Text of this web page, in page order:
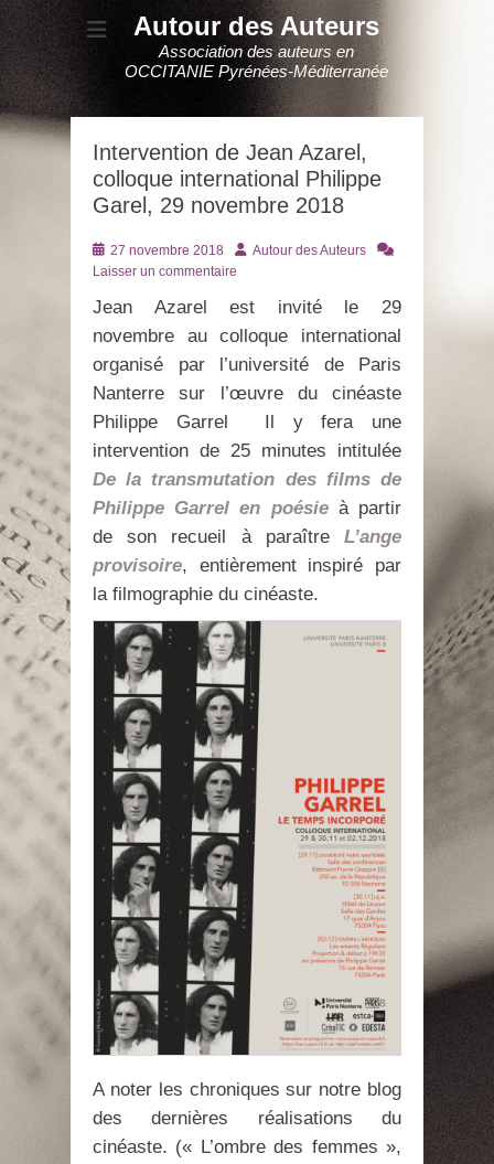
Autour des Auteurs
Association des auteurs en
OCCITANIE Pyrénées-Méditerranée
Intervention de Jean Azarel,
colloque international Philippe
Garel, 29 novembre 2018
Posté
le
27 novembre 2018 AuteurAutour des Auteurs
Laisser un commentaire
Jean Azarel est invité le 29
novembre au colloque international
organisé par l’université de Paris
Nanterre sur l’œuvre du cinéaste
Philippe Garrel Il y fera une
intervention de 25 minutes intitulée
De la transmutation des films de
Philippe Garrel en poésieà partir
de son recueil à paraître L’ange
provisoire, entièrement inspiré par
la filmographie du cinéaste.
A noter les chroniques sur notre blog
des dernières réalisations du
cinéaste. (« L’ombre des femmes »,